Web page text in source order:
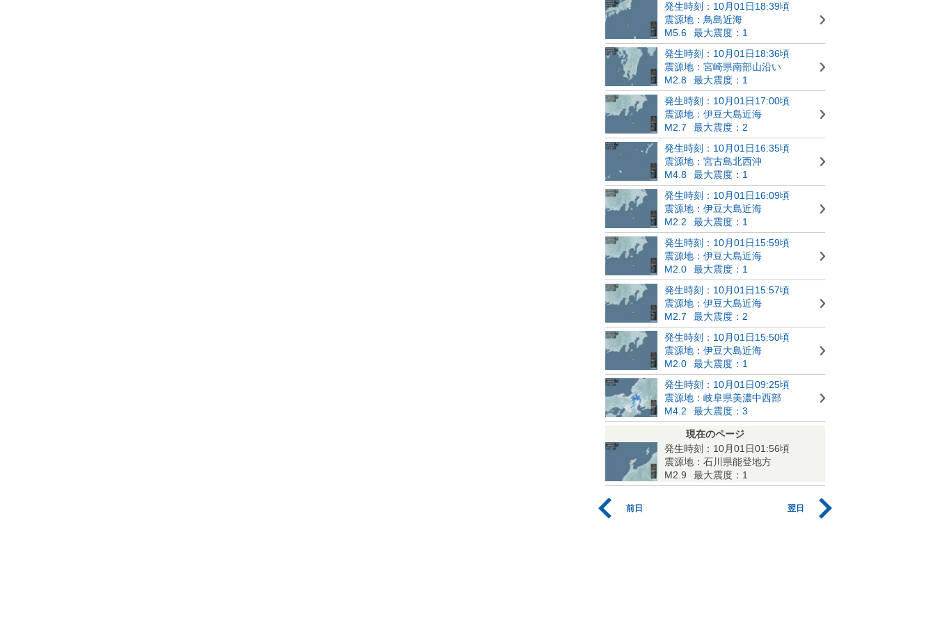
発生時刻：10月01日18:39頃
震源地：鳥島近海
M5.6
最大震度：1
発生時刻：10月01日18:36頃
震源地：宮崎県南部山沿い
M2.8
最大震度：1
発生時刻：10月01日17:00頃
震源地：伊豆大島近海
M2.7
最大震度：2
発生時刻：10月01日16:35頃
震源地：宮古島北西沖
M4.8
最大震度：1
発生時刻：10月01日16:09頃
震源地：伊豆大島近海
M2.2
最大震度：1
発生時刻：10月01日15:59頃
震源地：伊豆大島近海
M2.0
最大震度：1
発生時刻：10月01日15:57頃
震源地：伊豆大島近海
M2.7
最大震度：2
発生時刻：10月01日15:50頃
震源地：伊豆大島近海
M2.0
最大震度：1
発生時刻：10月01日09:25頃
震源地：岐阜県美濃中西部
M4.2
最大震度：3
現在のページ
発生時刻：10月01日01:56頃
震源地：石川県能登地方
M2.9
最大震度：1
前日 翌日